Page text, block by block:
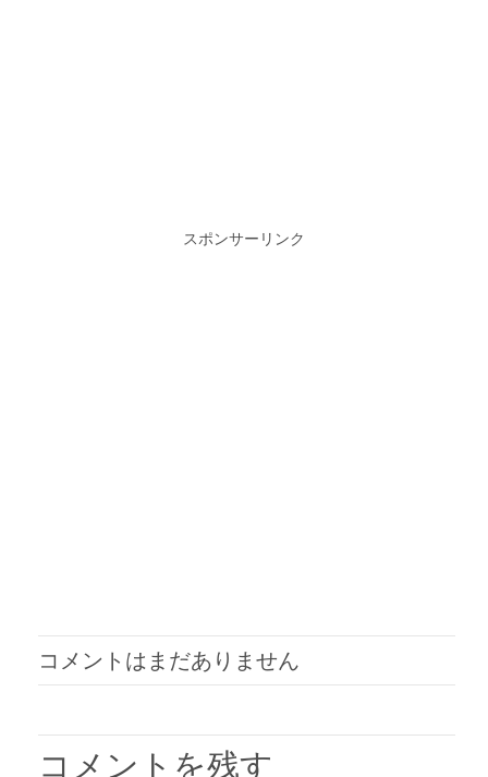
スポンサーリンク
コメントはまだありません
コメントを残す